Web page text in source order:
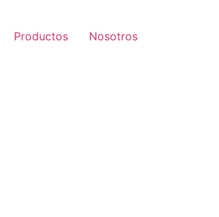
Productos Nosotros